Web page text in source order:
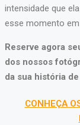
intensidade que
esse momento
Reserve agora
dos nossos
da sua história
CONHEÇA